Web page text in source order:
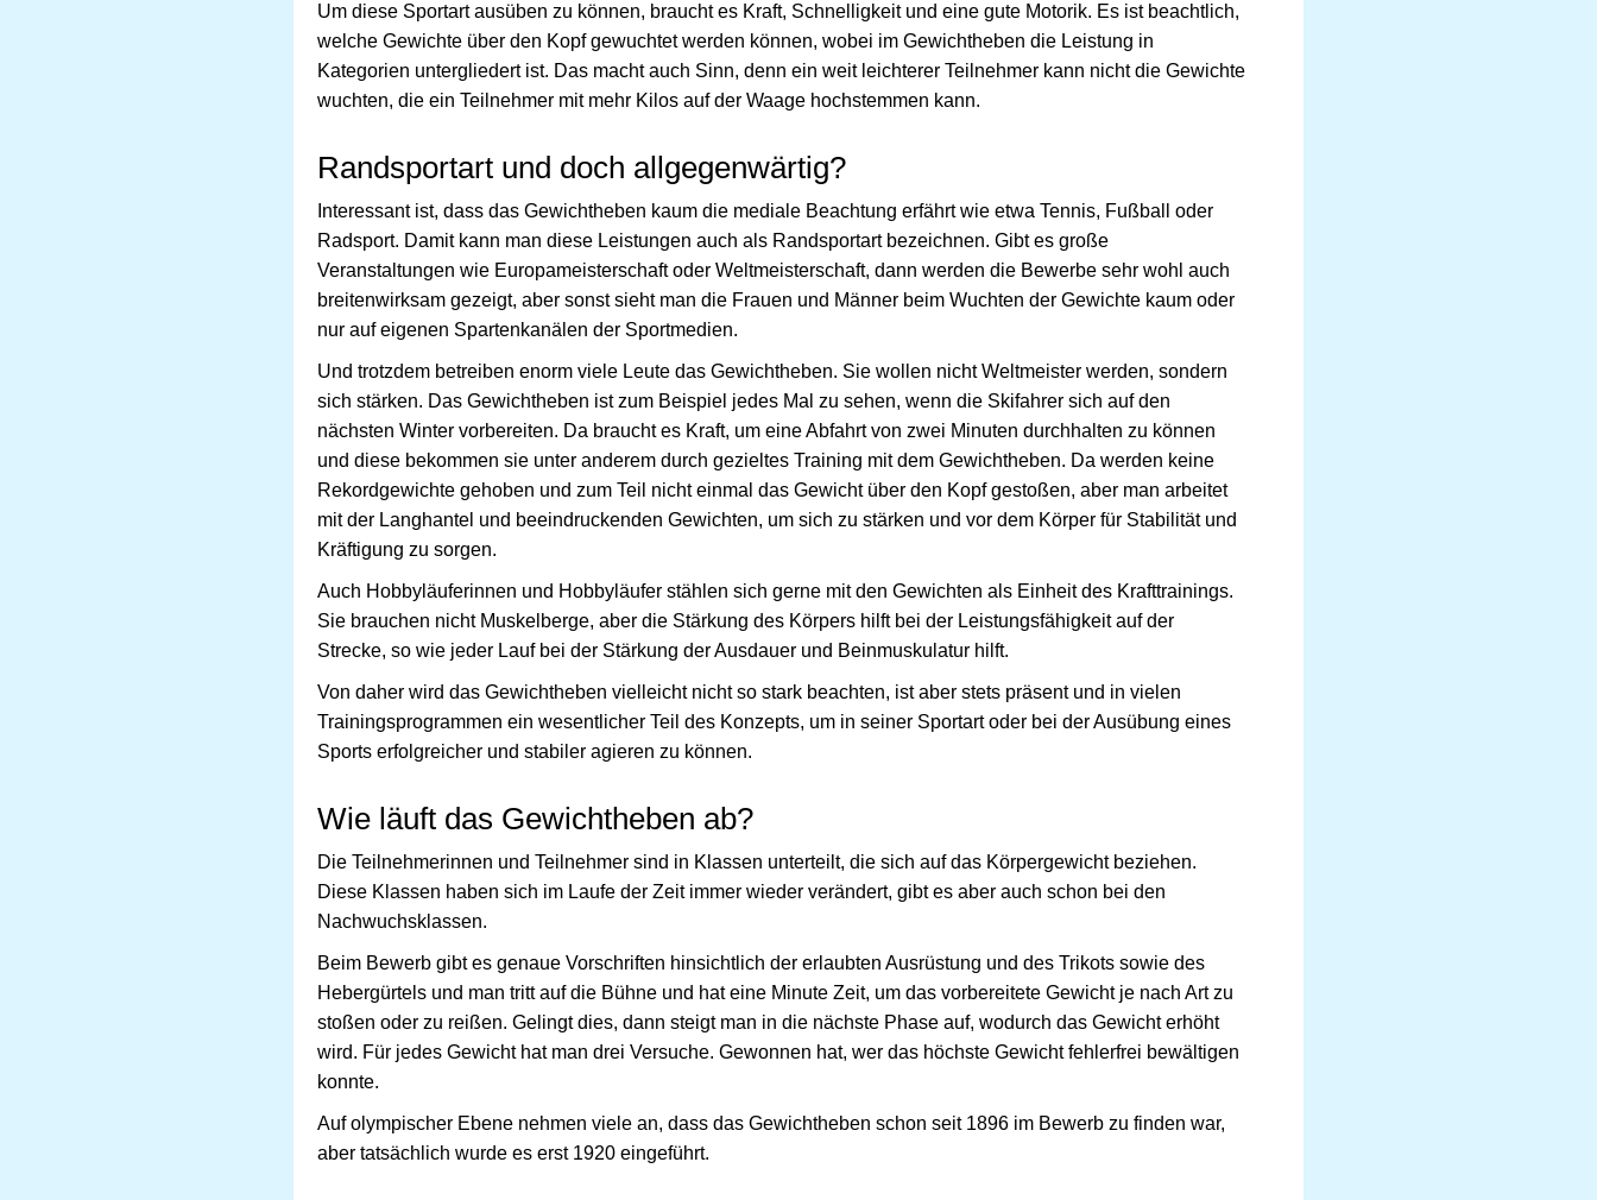
Um diese Sportart ausüben zu können, braucht es Kraft, Schnelligkeit und eine gute Motorik. Es ist beachtlich,
welche Gewichte über den Kopf gewuchtet werden können, wobei im Gewichtheben die Leistung in
Kategorien untergliedert ist. Das macht auch Sinn, denn ein weit leichterer Teilnehmer kann nicht die Gewichte
wuchten, die ein Teilnehmer mit mehr Kilos auf der Waage hochstemmen kann.
Randsportart und doch allgegenwärtig?
Interessant ist, dass das Gewichtheben kaum die mediale Beachtung erfährt wie etwa Tennis, Fußball oder
Radsport. Damit kann man diese Leistungen auch als Randsportart bezeichnen. Gibt es große
Veranstaltungen wie Europameisterschaft oder Weltmeisterschaft, dann werden die Bewerbe sehr wohl auch
breitenwirksam gezeigt, aber sonst sieht man die Frauen und Männer beim Wuchten der Gewichte kaum oder
nur auf eigenen Spartenkanälen der Sportmedien.
Und trotzdem betreiben enorm viele Leute das Gewichtheben. Sie wollen nicht Weltmeister werden, sondern
sich stärken. Das Gewichtheben ist zum Beispiel jedes Mal zu sehen, wenn die Skifahrer sich auf den
nächsten Winter vorbereiten. Da braucht es Kraft, um eine Abfahrt von zwei Minuten durchhalten zu können
und diese bekommen sie unter anderem durch gezieltes Training mit dem Gewichtheben. Da werden keine
Rekordgewichte gehoben und zum Teil nicht einmal das Gewicht über den Kopf gestoßen, aber man arbeitet
mit der Langhantel und beeindruckenden Gewichten, um sich zu stärken und vor dem Körper für Stabilität und
Kräftigung zu sorgen.
Auch Hobbyläuferinnen und Hobbyläufer stählen sich gerne mit den Gewichten als Einheit des Krafttrainings.
Sie brauchen nicht Muskelberge, aber die Stärkung des Körpers hilft bei der Leistungsfähigkeit auf der
Strecke, so wie jeder Lauf bei der Stärkung der Ausdauer und Beinmuskulatur hilft.
Von daher wird das Gewichtheben vielleicht nicht so stark beachten, ist aber stets präsent und in vielen
Trainingsprogrammen ein wesentlicher Teil des Konzepts, um in seiner Sportart oder bei der Ausübung eines
Sports erfolgreicher und stabiler agieren zu können.
Wie läuft das Gewichtheben ab?
Die Teilnehmerinnen und Teilnehmer sind in Klassen unterteilt, die sich auf das Körpergewicht beziehen.
Diese Klassen haben sich im Laufe der Zeit immer wieder verändert, gibt es aber auch schon bei den
Nachwuchsklassen.
Beim Bewerb gibt es genaue Vorschriften hinsichtlich der erlaubten Ausrüstung und des Trikots sowie des
Hebergürtels und man tritt auf die Bühne und hat eine Minute Zeit, um das vorbereitete Gewicht je nach Art zu
stoßen oder zu reißen. Gelingt dies, dann steigt man in die nächste Phase auf, wodurch das Gewicht erhöht
wird. Für jedes Gewicht hat man drei Versuche. Gewonnen hat, wer das höchste Gewicht fehlerfrei bewältigen
konnte.
Auf olympischer Ebene nehmen viele an, dass das Gewichtheben schon seit 1896 im Bewerb zu finden war,
aber tatsächlich wurde es erst 1920 eingeführt.